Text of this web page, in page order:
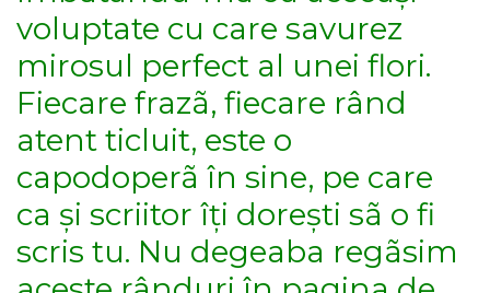
voluptate cu care savurez
mirosul perfect al unei flori.
Fiecare frazã, fiecare rând
atent ticluit, este o
capodoperã în sine, pe care
ca și scriitor îți dorești sã o fi
scris tu. Nu degeaba regãsim